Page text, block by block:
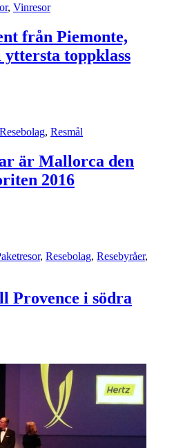
, Vinresor
från Piemonte,
toppklass
Resebolag, Resmål
är Mallorca den
2016
, Resebolag, Resebyråer,
Provence i södra